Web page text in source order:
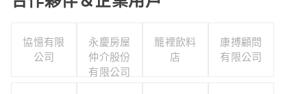
協憶有限
公司
永慶房屋
仲介股份
有限公司
籠裡飲料
店
康搏顧問
有限公司